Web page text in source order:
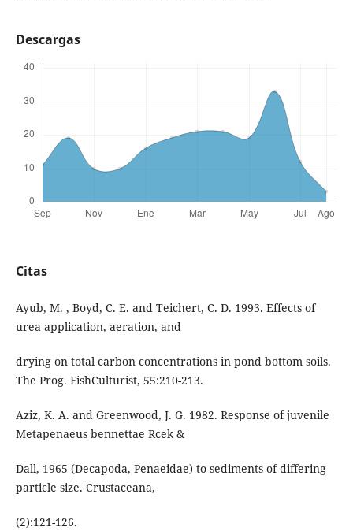
Descargas
Citas
Ayub, M. , Boyd, C. E. and Teichert, C. D. 1993. Effects of
urea application, aeration, and
drying on total carbon concentrations in pond bottom soils.
The Prog. FishCulturist, 55:210-213.
Aziz, K. A. and Greenwood, J. G. 1982. Response of juvenile
Metapenaeus bennettae Rcek &
Dall, 1965 (Decapoda, Penaeidae) to sediments of differing
particle size. Crustaceana,
(2):121-126.